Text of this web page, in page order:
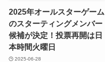
2025年オールスターゲーム
のスターティングメンバー
候補が決定！投票再開は日
本時間火曜日
2025-06-28